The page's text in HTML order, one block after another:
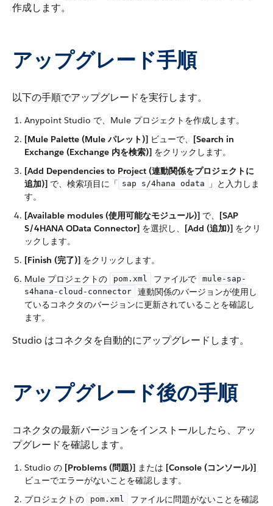
作成します。
アップグレード手順
以下の手順でアップグレードを実行します。
Anypoint Studio で、Mule プロジェクトを作成します。
[Mule Palette (Mule パレット)] ​ ビューで、​ [Search in
Exchange (Exchange 内を検索)] ​ をクリックします。
[Add Dependencies to Project (連動関係をプロジェクトに
追加)] ​ で、検索項目に「​ sap s/4hana odata
​」と入力しま
す。
[Available modules (使用可能なモジュール)] ​ で、​ [SAP
S/4HANA OData Connector] ​ を選択し、​ [Add (追加)] ​ をクリ
ックします。
[Finish (完了)] ​ をクリックします。
Mule プロジェクトの ​
pom.xml ​ ファイルで ​
mule-sap-
s4hana-cloud-connector
​ 連動関係のバージョンが使用し
ているコネクタのバージョンに更新されていることを確認し
ます。
Studio はコネクタを自動的にアップグレードします。
アップグレード後の手順
コネクタの最新バージョンをインストールしたら、アッ
プグレードを確認します。
Studio の ​ [Problems (問題)] ​ または ​ [Console (コンソール)]
ビューでエラーがないことを確認します。
プロジェクトの ​
pom.xml
​ ファイルに問題がないことを確認